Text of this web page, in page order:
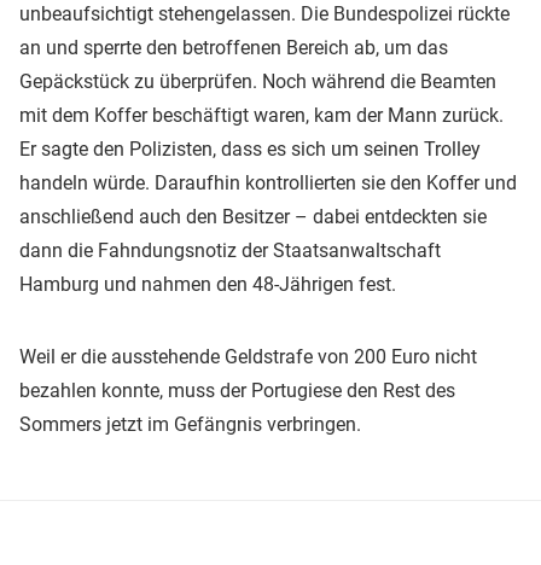
unbeaufsichtigt stehengelassen. Die Bundespolizei rückte
an und sperrte den betroffenen Bereich ab, um das
Gepäckstück zu überprüfen. Noch während die Beamten
mit dem Koffer beschäftigt waren, kam der Mann zurück.
Er sagte den Polizisten, dass es sich um seinen Trolley
handeln würde. Daraufhin kontrollierten sie den Koffer und
anschließend auch den Besitzer – dabei entdeckten sie
dann die Fahndungsnotiz der Staatsanwaltschaft
Hamburg und nahmen den 48-Jährigen fest.
Weil er die ausstehende Geldstrafe von 200 Euro nicht
bezahlen konnte, muss der Portugiese den Rest des
Sommers jetzt im Gefängnis verbringen.